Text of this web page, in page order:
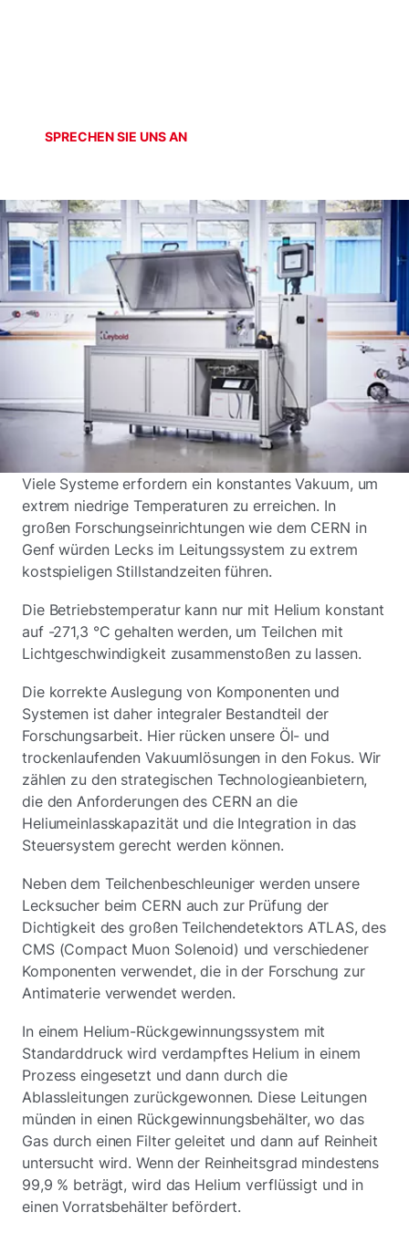
SPRECHEN SIE UNS AN
Viele Systeme erfordern ein konstantes Vakuum, um
extrem niedrige Temperaturen zu erreichen. In
großen Forschungseinrichtungen wie dem CERN in
Genf würden Lecks im Leitungssystem zu extrem
kostspieligen Stillstandzeiten führen.
Die Betriebstemperatur kann nur mit Helium konstant
auf -271,3 °C gehalten werden, um Teilchen mit
Lichtgeschwindigkeit zusammenstoßen zu lassen.
Die korrekte Auslegung von Komponenten und
Systemen ist daher integraler Bestandteil der
Forschungsarbeit. Hier rücken unsere Öl- und
trockenlaufenden Vakuumlösungen in den Fokus. Wir
zählen zu den strategischen Technologieanbietern,
die den Anforderungen des CERN an die
Heliumeinlasskapazität und die Integration in das
Steuersystem gerecht werden können.
Neben dem Teilchenbeschleuniger werden unsere
Lecksucher beim CERN auch zur Prüfung der
Dichtigkeit des großen Teilchendetektors ATLAS, des
CMS (Compact Muon Solenoid) und verschiedener
Komponenten verwendet, die in der Forschung zur
Antimaterie verwendet werden.
In einem Helium-Rückgewinnungssystem mit
Standarddruck wird verdampftes Helium in einem
Prozess eingesetzt und dann durch die
Ablassleitungen zurückgewonnen. Diese Leitungen
münden in einen Rückgewinnungsbehälter, wo das
Gas durch einen Filter geleitet und dann auf Reinheit
untersucht wird. Wenn der Reinheitsgrad mindestens
99,9 % beträgt, wird das Helium verflüssigt und in
einen Vorratsbehälter befördert.